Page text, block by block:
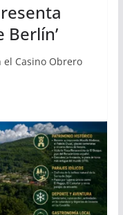
Berlín’
el Casino Obrero